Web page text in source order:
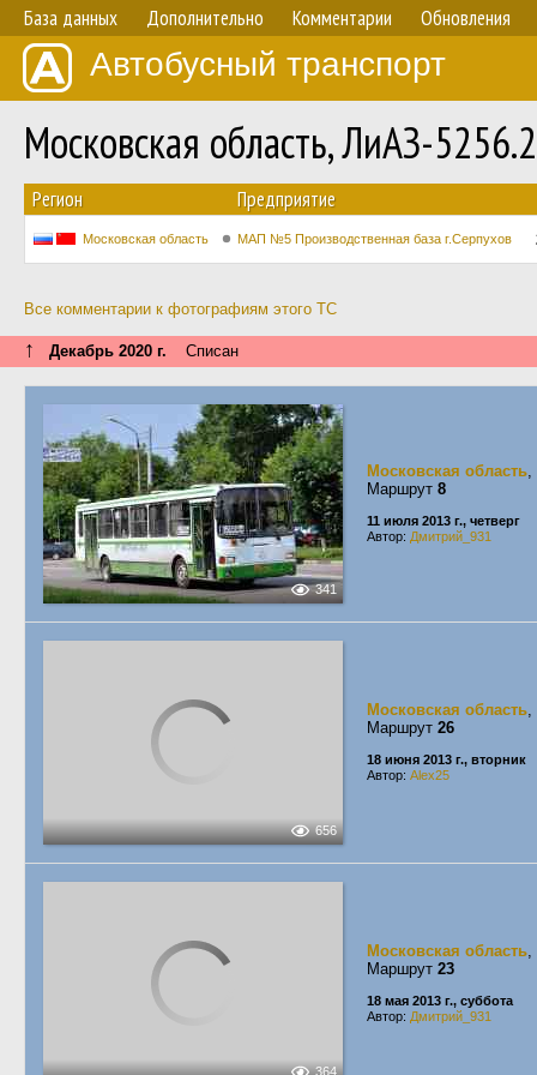
База данных Дополнительно Комментарии Обновления
Автобусный транспорт
Московская область, ЛиАЗ-
Регион Предприятие
Московская область МАП №5 Производственная база г.Серпухов
Все комментарии к фотографиям этого ТС
↑ Декабрь 2020 г. Списан
341
Московская область,
Маршрут 8
11 июля 2013 г., четверг
Автор: Дмитрий_931
656
Московская область,
Маршрут 26
18 июня 2013 г., вторник
Автор: Alex25
364
Московская область,
Маршрут 23
18 мая 2013 г., суббота
Автор: Дмитрий_931